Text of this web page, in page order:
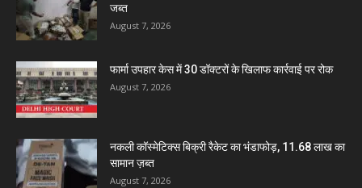
जब्त
August 7, 2026
फार्मा उपहार केस में 30 डॉक्टरों के खिलाफ कार्रवाई पर रोक
August 7, 2026
नकली कॉस्मेटिक्स बिक्री रैकेट का भंडाफोड़, 11.68 लाख का
सामान ज़ब्त
August 7, 2026